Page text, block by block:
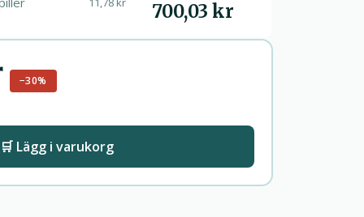
700,03 kr
−30%
🛒 Lägg i varukorg